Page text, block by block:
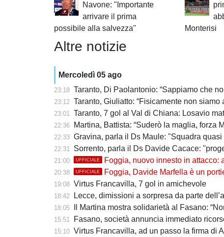
Navone: "Importante
arrivare il prima
possibile alla salvezza"
Monterisi
Altre notizie
Mercoledì 05 ago
23:18 Taranto, Di Paolantonio: “Sappiamo che non
23:12 Taranto, Giuliatto: “Fisicamente non siamo
23:01 Taranto, 7 gol al Val di Chiana: Losavio
22:36 Martina, Battista: “Suderò la maglia, forza
22:33 Gravina, parla il Ds Maule: "Squadra quasi
22:31 Sorrento, parla il Ds Davide Cacace:
21:00 UFFICIALE Foggia, nuovo innesto in attacco:
20:38 UFFICIALE Foggia, Davide Marfella è un
19:08 Virtus Francavilla, 7 gol in amichevole
18:42 Lecce, dimissioni a sorpresa da parte
18:05 Il Martina mostra solidarietà al Fasano: “Non
15:51 Fasano, società annuncia immediato
15:10 Virtus Francavilla, ad un passo la firma di